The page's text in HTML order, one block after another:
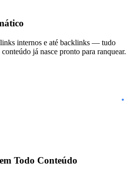
links internos e até backlinks — tudo
já nasce pronto para ranquear.
Todo Conteúdo